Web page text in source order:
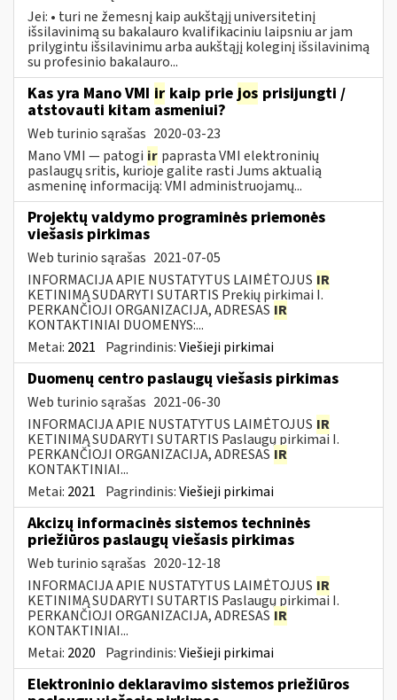
Jei: • turi ne žemesnį kaip aukštąjį universitetinį
išsilavinimą su bakalauro kvalifikaciniu laipsniu ar jam
prilygintu išsilavinimu arba aukštąjį koleginį išsilavinimą
su profesinio bakalauro...
Kas yra Mano VMI ir kaip prie jos prisijungti /
atstovauti kitam asmeniui?
Web turinio sąrašas 2020-03-23
Mano VMI — patogi ir paprasta VMI elektroninių
paslaugų sritis, kurioje galite rasti Jums aktualią
asmeninę informaciją: VMI administruojamų...
Projektų valdymo programinės priemonės
viešasis pirkimas
Web turinio sąrašas 2021-07-05
INFORMACIJA APIE NUSTATYTUS LAIMĖTOJUS IR
KETINIMĄ SUDARYTI SUTARTIS Prekių pirkimai I.
PERKANČIOJI ORGANIZACIJA, ADRESAS IR
KONTAKTINIAI DUOMENYS:...
Metai: 2021 Pagrindinis:Viešieji pirkimai
Duomenų centro paslaugų viešasis pirkimas
Web turinio sąrašas 2021-06-30
INFORMACIJA APIE NUSTATYTUS LAIMĖTOJUS IR
KETINIMĄ SUDARYTI SUTARTIS Paslaugų pirkimai I.
PERKANČIOJI ORGANIZACIJA, ADRESAS IR
KONTAKTINIAI...
Metai: 2021 Pagrindinis:Viešieji pirkimai
Akcizų informacinės sistemos techninės
priežiūros paslaugų viešasis pirkimas
Web turinio sąrašas 2020-12-18
INFORMACIJA APIE NUSTATYTUS LAIMĖTOJUS IR
KETINIMĄ SUDARYTI SUTARTIS Paslaugų pirkimai I.
PERKANČIOJI ORGANIZACIJA, ADRESAS IR
KONTAKTINIAI...
Metai: 2020 Pagrindinis:Viešieji pirkimai
Elektroninio deklaravimo sistemos priežiūros